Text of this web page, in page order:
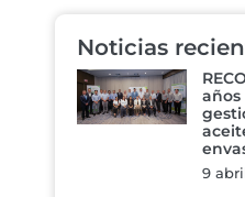
Noticias
9